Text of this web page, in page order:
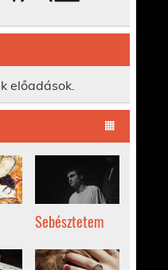
előadások.
Sebésztetem